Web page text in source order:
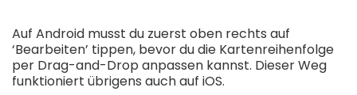
Auf Android musst du zuerst oben rechts auf
‘Bearbeiten’ tippen, bevor du die Kartenreihenfolge
per Drag-and-Drop anpassen kannst. Dieser Weg
funktioniert übrigens auch auf iOS.